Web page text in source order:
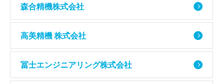
森合精機株式会社
高美精機 株式会社
冨士エンジニアリング株式会社